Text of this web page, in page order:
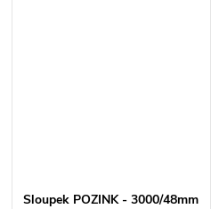
Sloupek POZINK - 3000/48mm